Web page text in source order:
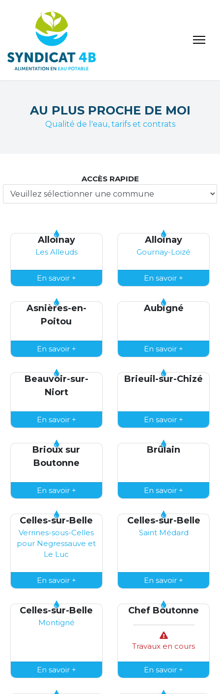
AU PLUS PROCHE DE MOI
Qualité de l'eau, tarifs et contrats
ACCÈS RAPIDE
Alloinay
Les Alleuds
En savoir +
Alloinay
Gournay-Loizé
En savoir +
Asnières-en-
Poitou
En savoir +
Aubigné
En savoir +
Beauvoir-sur-
Niort
En savoir +
Brieuil-sur-Chizé
En savoir +
Brioux sur
Boutonne
En savoir +
Brûlain
En savoir +
Celles-sur-Belle
Verrines-sous-Celles
pour Negressauve et
Le Luc
En savoir +
Celles-sur-Belle
Saint Médard
En savoir +
Celles-sur-Belle
Montigné
En savoir +
Chef Boutonne
Travaux en cours
En savoir +